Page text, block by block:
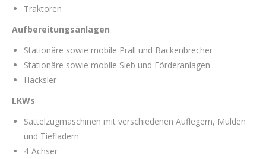
Traktoren
Aufbereitungsanlagen
Stationäre sowie mobile Prall und Backenbrecher
Stationäre sowie mobile Sieb und Förderanlagen
Häcksler
LKWs
Sattelzugmaschinen mit verschiedenen Auflegern, Mulden
und Tiefladern
4-Achser